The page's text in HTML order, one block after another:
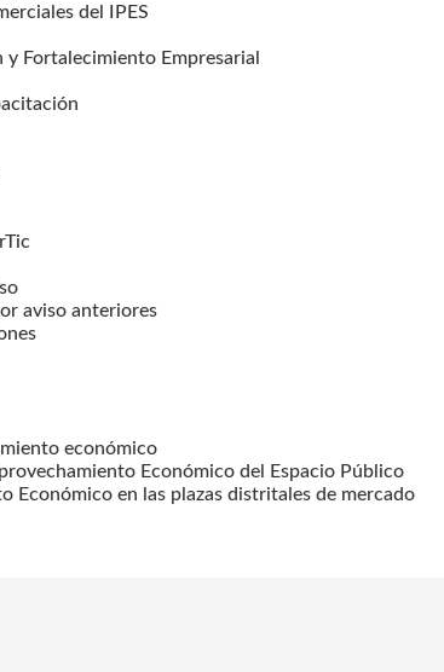
del IPES
Fortalecimiento Empresarial
aviso anteriores
económico
Económico del Espacio Público
Económico en las plazas distritales de mercado